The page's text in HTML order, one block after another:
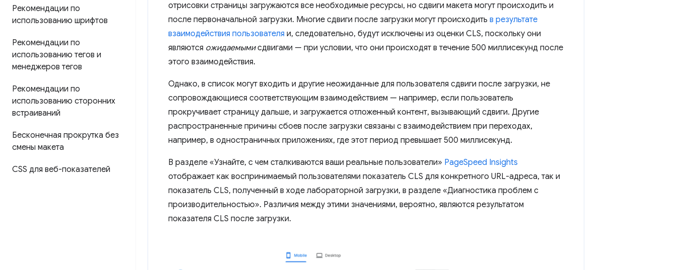
Рекомендации по
использованию шрифтов
Рекомендации по
использованию тегов и
менеджеров тегов
Рекомендации по
использованию сторонних
встраиваний
Бесконечная прокрутка без
смены макета
CSS для веб-показателей
отрисовки страницы загружаются все необходимые ресурсы, но сдвиги макета могут происходить и
после первоначальной загрузки. Многие сдвиги после загрузки могут происходить в результате
взаимодействия пользователя и, следовательно, будут исключены из оценки CLS, поскольку они
являются ожидаемымисдвигами — при условии, что они происходят в течение 500 миллисекунд после
этого взаимодействия.
Однако, в список могут входить и другие неожиданные для пользователя сдвиги после загрузки, не
сопровождающиеся соответствующим взаимодействием — например, если пользователь
прокручивает страницу дальше, и загружается отложенный контент, вызывающий сдвиги. Другие
распространенные причины сбоев после загрузки связаны с взаимодействием при переходах,
например, в одностраничных приложениях, где этот период превышает 500 миллисекунд.
В разделе «Узнайте, с чем сталкиваются ваши реальные пользователи» PageSpeed ​​Insights
отображает как воспринимаемый пользователями показатель CLS для конкретного URL-адреса, так и
показатель CLS, полученный в ходе лабораторной загрузки, в разделе «Диагностика проблем с
производительностью». Различия между этими значениями, вероятно, являются результатом
показателя CLS после загрузки.